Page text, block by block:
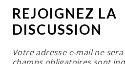
REJOIGNEZ LA
DISCUSSION
Votre adresse e-mail ne